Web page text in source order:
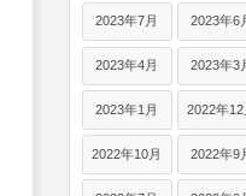
2023年7月 2023年6
2023年4月 2023年3
2023年1月 2022年12
2022年10月 2022年9